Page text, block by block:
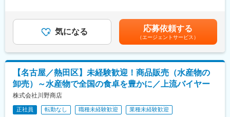
時代の変化とともに、酪農の世界も進化を遂げています。我々は
これからも常に先を読み、変化することを恐れず、次世代の酪農
のためにスタッフと一緒に挑戦し続けたいと思います。
■組織構成
総勢15名のスタッフが在籍しています。
経営者家族４名、従業員・実習生11名の組織構成です。
変更の範囲：会社の定める業務
・パソコンを使って日々の記録の入力をお願いします。
※わからない事があれば、回りにいる先輩スタッフたちが声掛けな
(1)当日の活動準備
(2)子どもが学校下校後、学校へお迎え
(3)個別支援（宿題・課題・おやつ）
(4)集団療育
(5)子どもを自宅へ送る
(6)その日の子どもたちの様子を記録
可能性があります。月給(月額)は固定手当を含めた表記です。
気になる 応募依頼する
（エージェントサービス）
【名古屋／熱田区】未経験歓迎！商品販売（水産物の
卸売）～水産物で全国の食卓を豊かに／上流バイヤー
株式会社川野商店
正社員 転勤なし 職種未経験歓迎 業種未経験歓迎